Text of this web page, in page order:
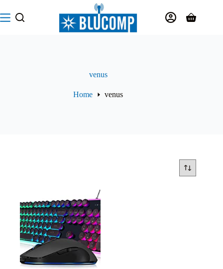
al
contenuto
Carrello
venus
Home venus